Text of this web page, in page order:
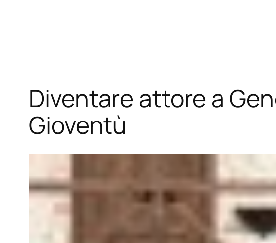
Diventare attore a
Gioventù